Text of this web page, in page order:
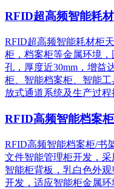
RFID超高频智能耗
RFID超高频智能耗材柜
柜，档案柜等金属环境
孔，厚度近30mm，增益
柜、智能档案柜、智能
放式通道系统及生产过程
RFID高频智能档案
RFID高频智能档案柜/书
文件智能管理柜开发，
智能柜背板，乳白色外
开发，适应智能柜金属